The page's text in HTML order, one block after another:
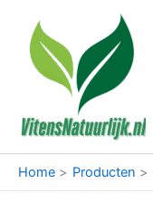
inhoud
Home Producten